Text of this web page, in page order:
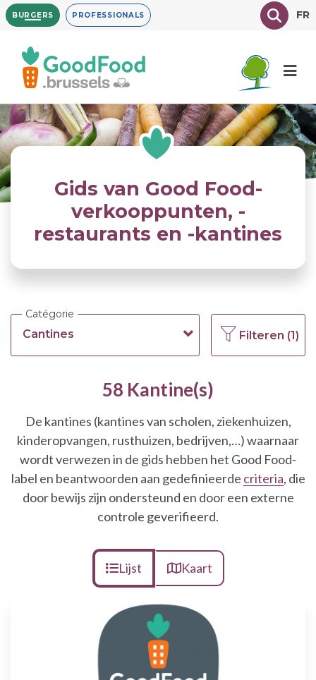
Overslaan
en
inhoud
gaan
BURGERS PROFESSIONALS TexteFR
Gids van Good Food-
verkooppunten, -
restaurants en -kantines
Catégorie
Cantines Filteren (1)
58 Kantine(s)
De kantines (kantines van scholen, ziekenhuizen,
kinderopvangen, rusthuizen, bedrijven,…) waarnaar
wordt verwezen in de gids hebben het Good Food-
label en beantwoorden aan gedefinieerde criteria, die
door bewijs zijn ondersteund en door een externe
controle geverifieerd.
Lijst Kaart